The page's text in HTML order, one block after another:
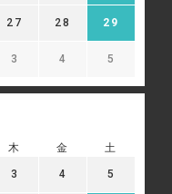
27 28 29
3 4 5
木 金 土
3 4 5